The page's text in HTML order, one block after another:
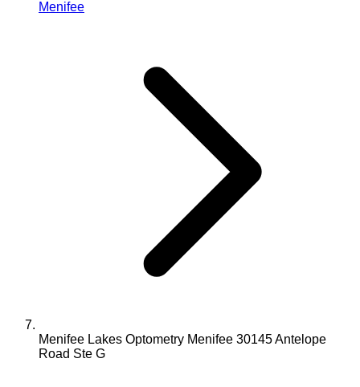
Menifee
Menifee Lakes Optometry Menifee 30145 Antelope
Road Ste G